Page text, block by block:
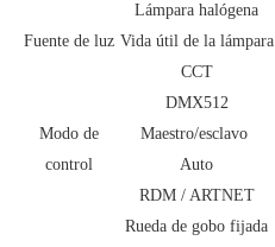
Fuente de luz
Lámpara halógena
Vida útil de la lámpara
CCT
Modo de
control
DMX512
Maestro/esclavo
Auto
RDM / ARTNET
Rueda de gobo fijada